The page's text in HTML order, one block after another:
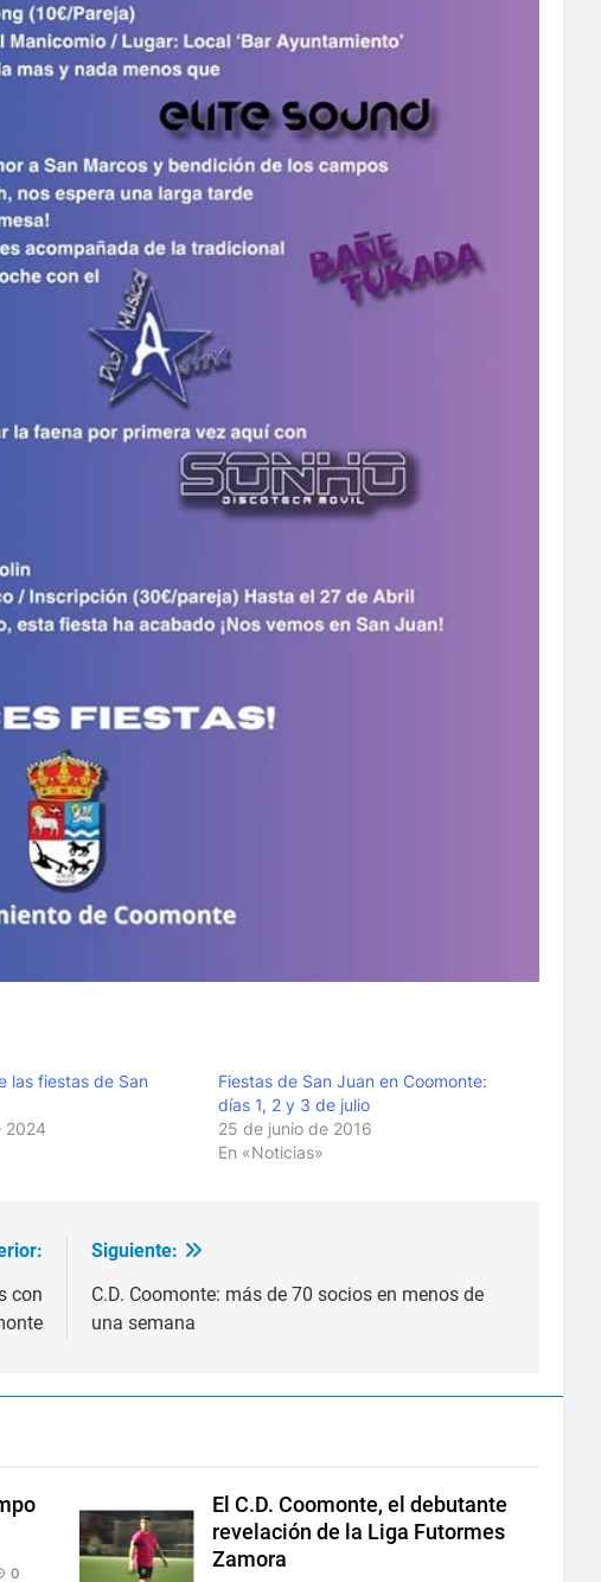
las fiestas de San
2024
Fiestas de San Juan en Coomonte:
días 1, 2 y 3 de julio
25 de junio de 2016
En «Noticias»
con
Siguiente:
C.D. Coomonte: más de 70 socios en menos de
una semana
0
El C.D. Coomonte, el debutante
revelación de la Liga Futormes
Zamora